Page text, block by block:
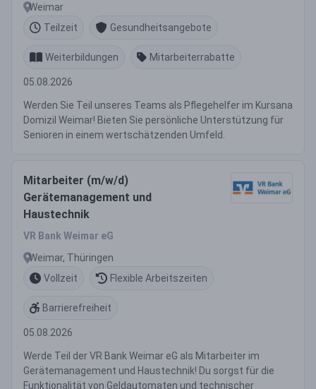
Weimar
Teilzeit
Gesundheitsangebote
Weiterbildungen Mitarbeiterrabatte
05.08.2026
Werden Sie Teil unseres Teams als Pflegehelfer im Kursana
Domizil Weimar! Bieten Sie persönliche Unterstützung für
Senioren in einem wertschätzenden Umfeld.
Mitarbeiter (m/w/d)
Gerätemanagement und
Haustechnik
VR Bank Weimar eG
Weimar, Thüringen
Vollzeit
Flexible Arbeitszeiten
Barrierefreiheit
05.08.2026
Werde Teil der VR Bank Weimar eG als Mitarbeiter im
Gerätemanagement und Haustechnik! Du sorgst für die
Funktionalität von Geldautomaten und technischer